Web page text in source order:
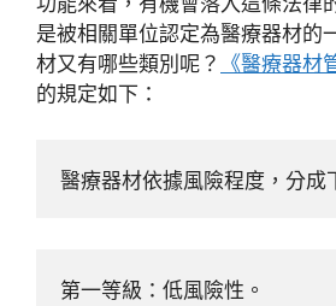
是被相關單位認定為醫療器材的
材又有哪些類別呢？
《醫療器材
的規定如下：
醫療器材依據風險程度，分成
第一等級：低風險性。